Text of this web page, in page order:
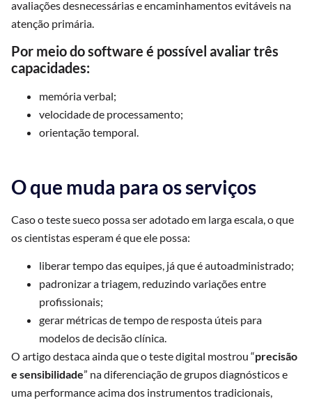
avaliações desnecessárias e encaminhamentos evitáveis na
atenção primária.
Por meio do software é possível avaliar três
capacidades:
memória verbal;
velocidade de processamento;
orientação temporal.
O que muda para os serviços
Caso o teste sueco possa ser adotado em larga escala, o que
os cientistas esperam é que ele possa:
liberar tempo das equipes, já que é autoadministrado;
padronizar a triagem, reduzindo variações entre
profissionais;
gerar métricas de tempo de resposta úteis para
modelos de decisão clínica.
O artigo destaca ainda que o teste digital mostrou “precisão
e sensibilidade” na diferenciação de grupos diagnósticos e
uma performance acima dos instrumentos tradicionais,